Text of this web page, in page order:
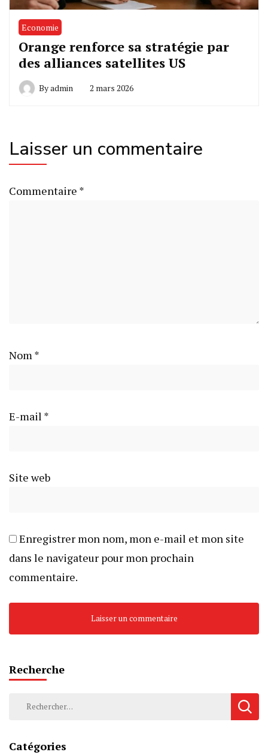
Economie
Orange renforce sa stratégie par
des alliances satellites US
Byadmin 2 mars 2026
Laisser un commentaire
Commentaire *
Nom *
E-mail *
Site web
Enregistrer mon nom, mon e-mail et mon site
dans le navigateur pour mon prochain
commentaire.
Recherche
Catégories